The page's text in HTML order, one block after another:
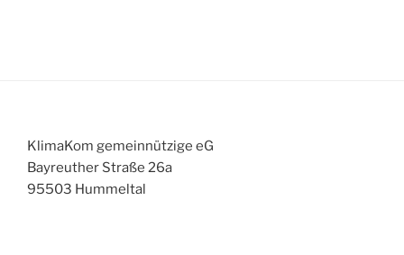
KlimaKom gemeinnützige eG
Bayreuther Straße 26a
95503 Hummeltal